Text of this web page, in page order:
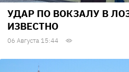
УДАР ПО ВОКЗАЛУ В
ИЗВЕСТНО
06 Августа 15:44